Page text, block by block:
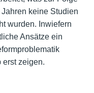
keine Studien
wurden. Inwiefern
Ansätze ein
erst zeigen.